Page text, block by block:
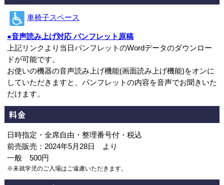
車椅子スペース
●音声読み上げ対応 パンフレット原稿
上記リンクより当日パンフレットのWordデータのダウンロー
ドが可能です。
お使いの機器の音声読み上げ機能(画面読み上げ機能)をオンに
していただきますと、パンフレットの内容を音声でお聞きいた
だけます。
料金
日時指定・全席自由・整理番号付・税込
前売販売：2024年5月28日 より
一般 500円
※未就学児のご入場はご遠慮いただきます。